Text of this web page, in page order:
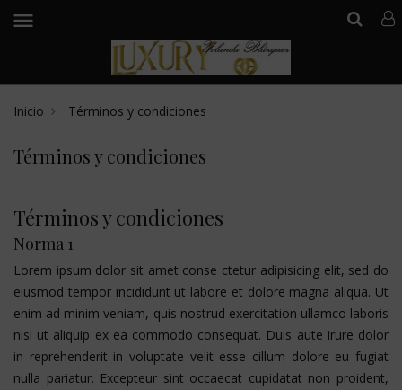
menu
Inicio Términos y condiciones
Términos y condiciones
Términos y condiciones
Norma 1
Lorem ipsum dolor sit amet conse ctetur adipisicing elit, sed do
eiusmod tempor incididunt ut labore et dolore magna aliqua. Ut
enim ad minim veniam, quis nostrud exercitation ullamco laboris
nisi ut aliquip ex ea commodo consequat. Duis aute irure dolor
in reprehenderit in voluptate velit esse cillum dolore eu fugiat
nulla pariatur. Excepteur sint occaecat cupidatat non proident,